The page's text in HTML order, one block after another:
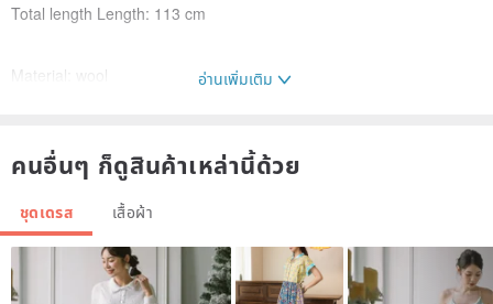
Total length Length: 113 cm
Material: wool
Overview:
♥ comfortable material
♥ only a unique product
♥ Vintage Italian air from source back to Taiwan
อ่านเพิ่มเติม
คนอื่นๆ ก็ดูสินค้าเหล่านี้ด้วย
ชุดเดรส เสื้อผ้า